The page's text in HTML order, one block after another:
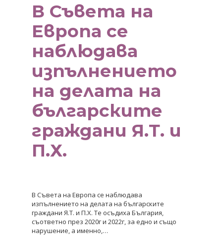
В Съвета на
Европа се
наблюдава
изпълнението
на делата на
българските
граждани Я.Т. и
П.Х.
В Съвета на Европа се наблюдава
изпълнението на делата на българските
граждани Я.Т. и П.Х. Те осъдиха България,
съответно през 2020г и 2022г, за едно и също
нарушение, а именно,…